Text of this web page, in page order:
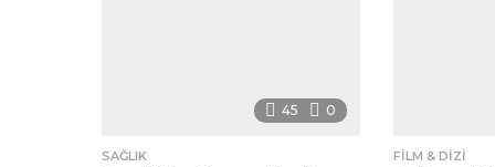
45 0
SAĞLIK FILM & DIZI